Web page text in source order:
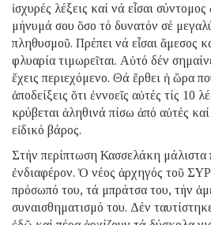
ἰσχυρές λέξεις καί νά εἶσαι
μήνυμά σου ὅσο τό δυνατόν σέ
πληθυσμοῦ. Πρέπει νά εἶσαι ἄμεσος
φλυαρία τιμωρεῖται. Αὐτό δέν
ἔχεις περιεχόμενο. Θά ἔρθει ἡ ὥρα
ἀποδείξεις ὅτι ἐννοεῖς αὐτές τίς 10
κρύβεται ἀληθινά πίσω ἀπό αὐτές καί
εἰδικό βάρος.
Στήν περίπτωση Κασσελάκη μάλιστα
ἐνδιαφέρον. Ὁ νέος ἀρχηγός τοῦ
πρόσωπό του, τά μπράτσα του, τήν
συναισθηματισμό του. Δέν